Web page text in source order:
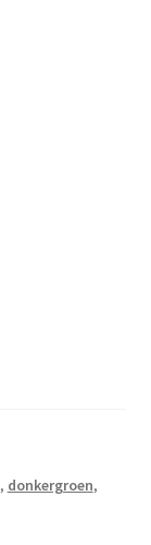
, donkergroen,